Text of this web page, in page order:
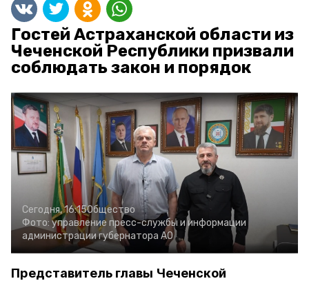
Гостей Астраханской области из
Чеченской Республики призвали
соблюдать закон и порядок
Сегодня, 16:15Общество
Фото: управление пресс-службы и информации
администрации губернатора АО
Представитель главы Чеченской